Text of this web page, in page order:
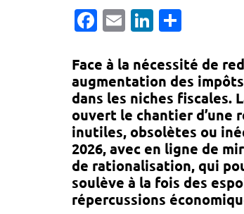
Facebook
EmailLinkedIn
Face à la nécessité de
augmentation des
dans les niches fiscales.
ouvert le chantier d’une
inutiles, obsolètes ou
2026, avec en ligne de
de rationalisation, qui
soulève à la fois des
répercussions